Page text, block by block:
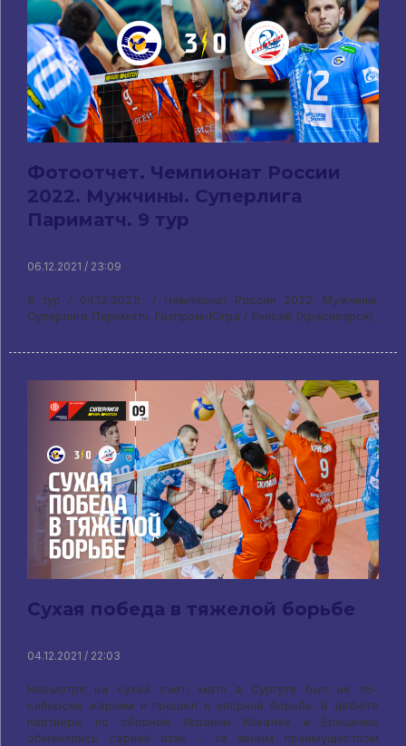
Фотоотчет. Чемпионат России
2022. Мужчины. Суперлига
Париматч. 9 тур
06.12.2021 / 23:09
9 тур / 04.12.2021г. / Чемпионат России 2022. Мужчины.
Суперлига Париматч. Газпром-Югра / Енисей (Красноярск)
Сухая победа в тяжелой борьбе
04.12.2021 / 22:03
Несмотря на сухой счет, матч в Сургуте был не по-
сибирски жарким и прошел в упорной борьбе. В дебюте
партнеры по сборной Украины Ковалев и Ерещенко
обменялись серией атак – за явным преимуществом